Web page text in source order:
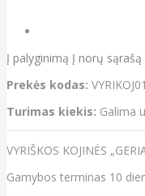
Į palyginimą Į norų sąrašą
Prekės kodas:
Turimas kiekis: Galima
VYRIŠKOS KOJINĖS
Gamybos terminas 10